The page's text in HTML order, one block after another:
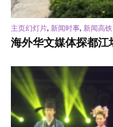
主页幻灯片, 新闻时事, 新闻高铁
海外华文媒体探都